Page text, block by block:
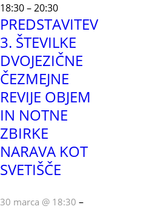
18:30–20:30
PREDSTAVITEV
3. ŠTEVILKE
DVOJEZIČNE
ČEZMEJNE
REVIJE OBJEM
IN NOTNE
ZBIRKE
NARAVA KOT
SVETIŠČE
30 marca @ 18:30 –